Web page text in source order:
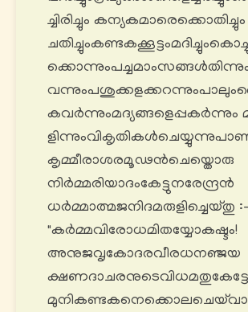
ച്ചിരിച്ചും
കവർന്നുംമദ്യങ്ങളെപ്പകർന്നും
കൃമ്മീരാശരമൂഢൻചെയ്തൊരു
നിർമ്മരിയാദംകേട്ടുനരേന്ദ്രൻ
ധർമ്മാത്മജനിദമരുളിച്ചെയ്തു
"കർമ്മവിരോധമിതയ്യോകഷ്ടം!
അനുജവൃകോദരവീരധനഞ്ജയ